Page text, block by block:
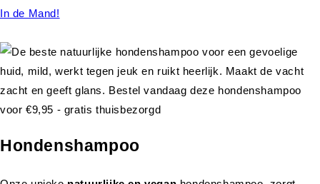
In de Mand!
Hondenshampoo